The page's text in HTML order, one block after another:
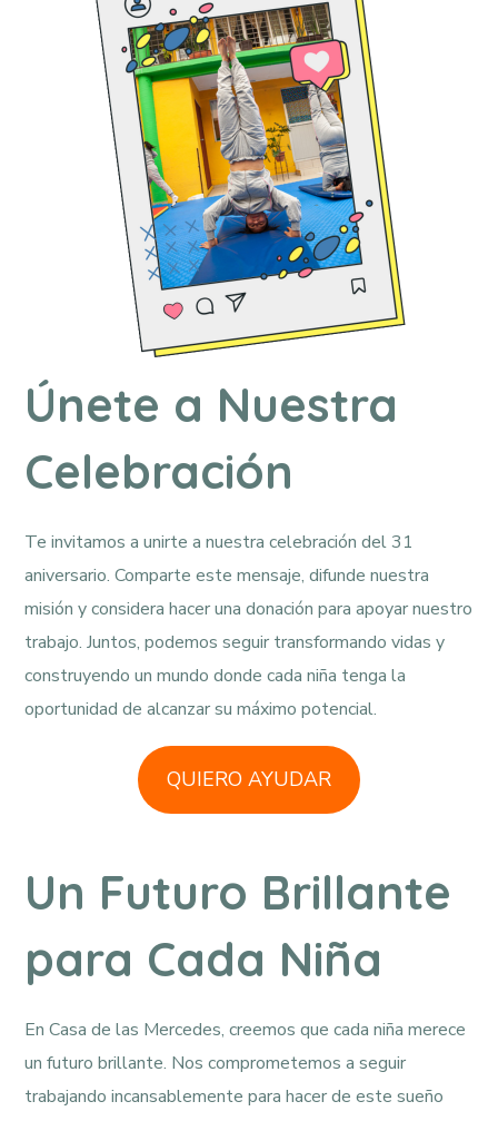
Únete a Nuestra
Celebración
Te invitamos a unirte a nuestra celebración del 31
aniversario. Comparte este mensaje, difunde nuestra
misión y considera hacer una donación para apoyar nuestro
trabajo. Juntos, podemos seguir transformando vidas y
construyendo un mundo donde cada niña tenga la
oportunidad de alcanzar su máximo potencial.
QUIERO AYUDAR
Un Futuro Brillante
para Cada Niña
En Casa de las Mercedes, creemos que cada niña merece
un futuro brillante. Nos comprometemos a seguir
trabajando incansablemente para hacer de este sueño